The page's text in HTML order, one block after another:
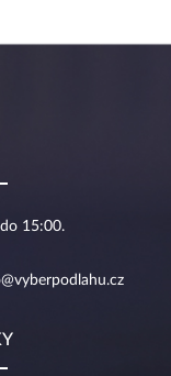
15:00.